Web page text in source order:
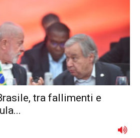
tra fallimenti e